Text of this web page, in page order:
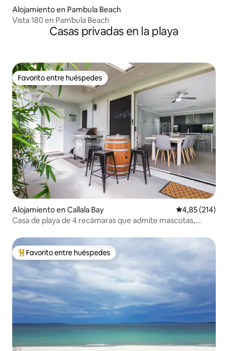
Alojamiento en Pambula Beach
Vista 180 en Pambula Beach
Casas privadas en la playa
Favorito entre huéspedes
Favorito entre huéspedes
Alojamiento en Callala Bay Calificación
4,85 (214)
Casa de playa de 4 recámaras que admite mascotas,
Favorito entre los huéspedes más destacados
Favorito entre huéspedes